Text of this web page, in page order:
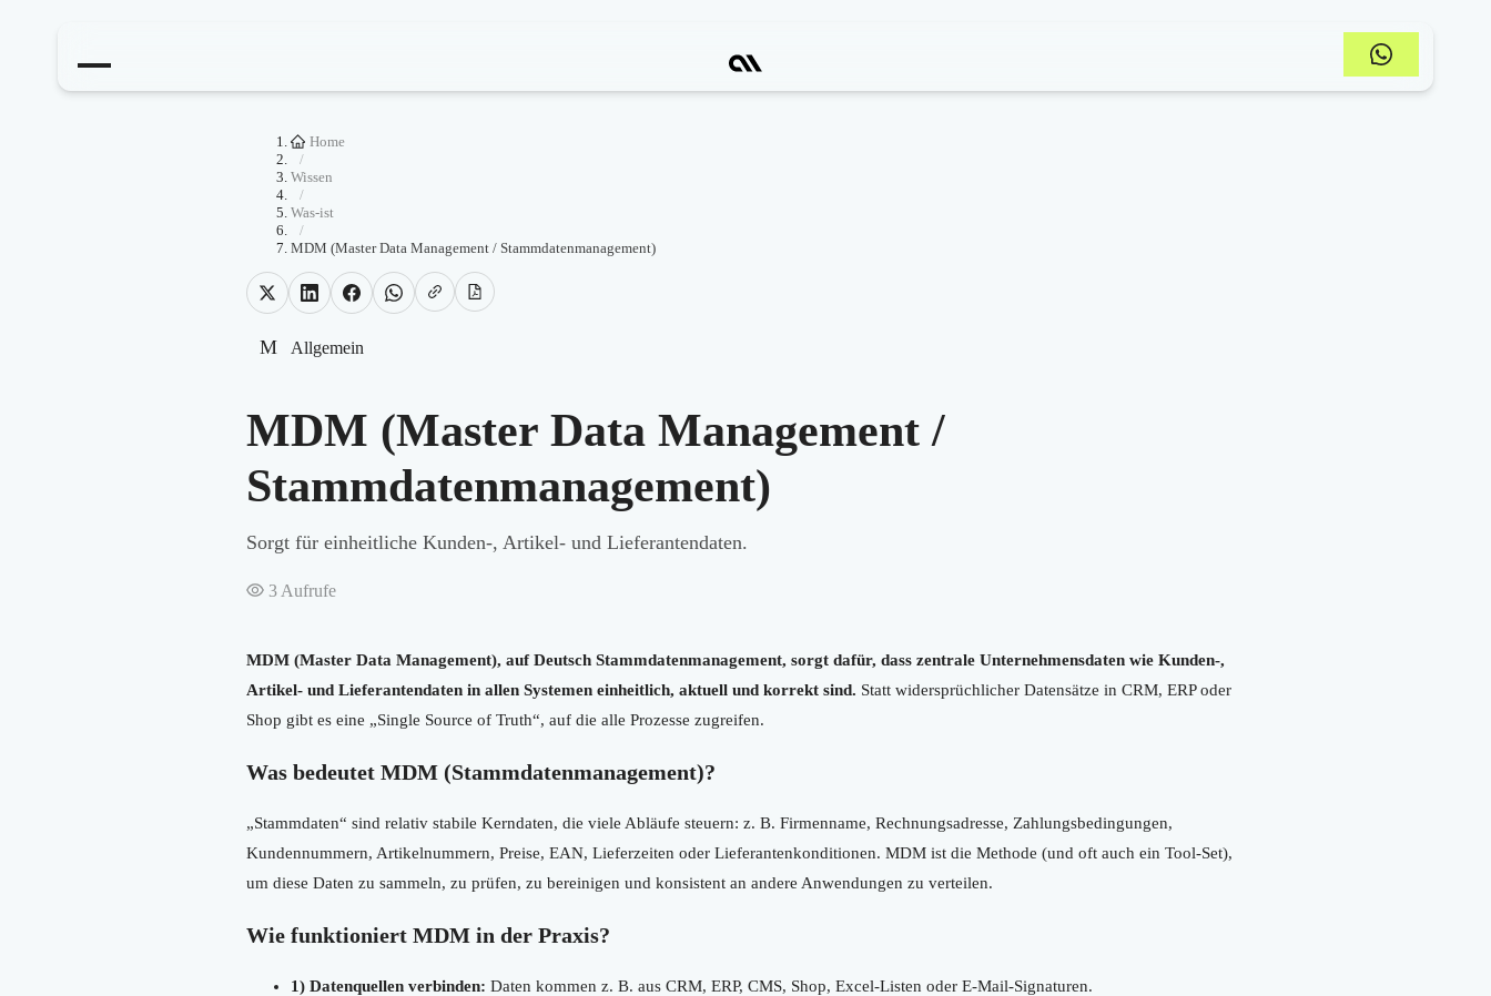
Home
/
Wissen
/
Was-ist
/
MDM (Master Data Management / Stammdatenmanagement)
M Allgemein
MDM (Master Data Management /
Stammdatenmanagement)
Sorgt für einheitliche Kunden-, Artikel- und Lieferantendaten.
3 Aufrufe
MDM (Master Data Management), auf Deutsch Stammdatenmanagement, sorgt dafür, dass zentrale Unternehmensdaten wie Kunden-,
Artikel- und Lieferantendaten in allen Systemen einheitlich, aktuell und korrekt sind. Statt widersprüchlicher Datensätze in CRM, ERP oder
Shop gibt es eine „Single Source of Truth“, auf die alle Prozesse zugreifen.
Was bedeutet MDM (Stammdatenmanagement)?
„Stammdaten“ sind relativ stabile Kerndaten, die viele Abläufe steuern: z. B. Firmenname, Rechnungsadresse, Zahlungsbedingungen,
Kundennummern, Artikelnummern, Preise, EAN, Lieferzeiten oder Lieferantenkonditionen. MDM ist die Methode (und oft auch ein Tool-Set),
um diese Daten zu sammeln, zu prüfen, zu bereinigen und konsistent an andere Anwendungen zu verteilen.
Wie funktioniert MDM in der Praxis?
1) Datenquellen verbinden: Daten kommen z. B. aus CRM, ERP, CMS, Shop, Excel-Listen oder E-Mail-Signaturen.